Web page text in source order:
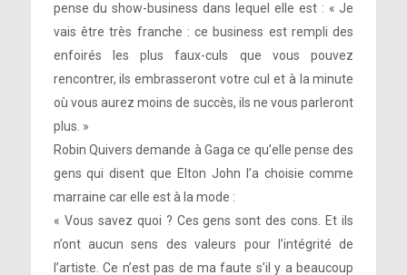
pense du show-business dans lequel elle est : « Je
vais être très franche : ce business est rempli des
enfoirés les plus faux-culs que vous pouvez
rencontrer, ils embrasseront votre cul et à la minute
où vous aurez moins de succès, ils ne vous parleront
plus. »
Robin Quivers demande à Gaga ce qu’elle pense des
gens qui disent que Elton John l’a choisie comme
marraine car elle est à la mode :
« Vous savez quoi ? Ces gens sont des cons. Et ils
n’ont aucun sens des valeurs pour l’intégrité de
l’artiste. Ce n’est pas de ma faute s’il y a beaucoup